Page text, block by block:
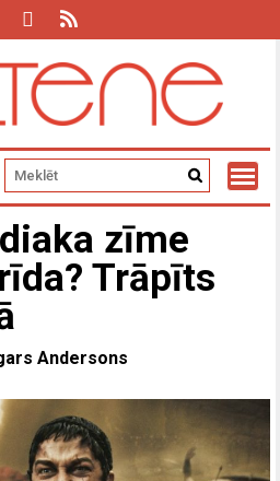
zīme
Trāpīts
Andersons